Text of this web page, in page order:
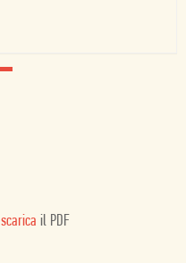
scarica il PDF